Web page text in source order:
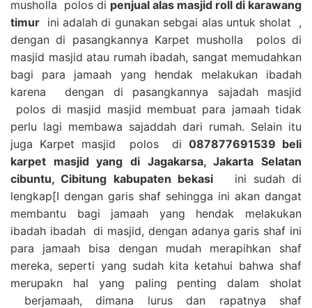
musholla polos di penjual alas masjid roll di karawang
timur ini adalah di gunakan sebgai alas untuk sholat ,
dengan di pasangkannya Karpet musholla polos di
masjid masjid atau rumah ibadah, sangat memudahkan
bagi para jamaah yang hendak melakukan ibadah
karena dengan di pasangkannya sajadah masjid
polos di masjid masjid membuat para jamaah tidak
perlu lagi membawa sajaddah dari rumah. Selain itu
juga Karpet masjid polos di087877691539 beli
karpet masjid yang di Jagakarsa, Jakarta Selatan
cibuntu, Cibitung kabupaten bekasiini sudah di
lengkap[I dengan garis shaf sehingga ini akan dangat
membantu bagi jamaah yang hendak melakukan
ibadah ibadah di masjid, dengan adanya garis shaf ini
para jamaah bisa dengan mudah merapihkan shaf
mereka, seperti yang sudah kita ketahui bahwa shaf
merupakn hal yang paling penting dalam sholat
berjamaah, dimana lurus dan rapatnya shaf